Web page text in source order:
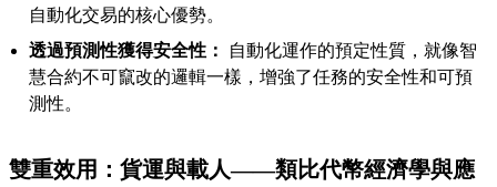
自動化交易的核心優勢。
透過預測性獲得安全性：
自動化運作的預定性質，就像智
慧合約不可竄改的邏輯一樣，增強了任務的安全性和可預
測性。
雙重效用：貨運與載人——類比代幣經濟學與應